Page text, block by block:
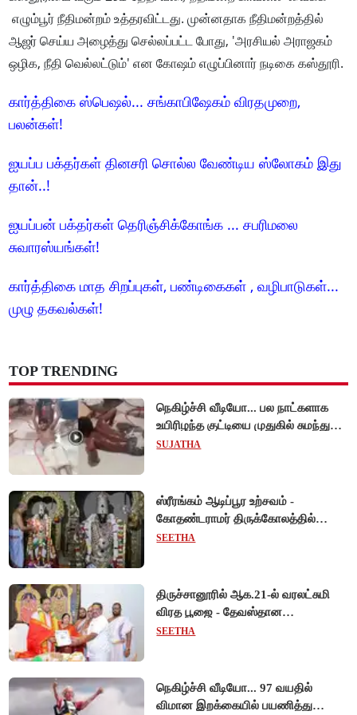
எழும்பூர் நீதிமன்றம் உத்தரவிட்டது. முன்னதாக நீதிமன்றத்தில்
ஆஜர் செய்ய அழைத்து செல்லப்பட்ட போது, 'அரசியல் அராஜகம்
ஒழிக, நீதி வெல்லட்டும்' என கோஷம் எழுப்பினார் நடிகை கஸ்தூரி.
கார்த்திகை ஸ்பெஷல்... சங்காபிஷேகம் விரதமுறை,
பலன்கள்!
ஐயப்ப பக்தர்கள் தினசரி சொல்ல வேண்டிய ஸ்லோகம் இது
தான்..!
ஐயப்பன் பக்தர்கள் தெரிஞ்சிக்கோங்க ... சபரிமலை
சுவாரஸ்யங்கள்!
கார்த்திகை மாத சிறப்புகள், பண்டிகைகள் , வழிபாடுகள்...
முழு தகவல்கள்!
TOP TRENDING
நெகிழ்ச்சி வீடியோ... பல நாட்களாக
உயிரிழந்த குட்டியை முதுகில் சுமந்து
நீந்திய டால்பின்... உலகை உலுக்கிய
SUJATHA
ஸ்ரீரங்கம் ஆடிப்பூர உற்சவம் -
கோதண்டராமர் திருக்கோலத்தில்
ஆண்டாள் நாச்சியார்!
SEETHA
திருச்சானூரில் ஆக.21-ல் வரலட்சுமி
விரத பூஜை - தேவஸ்தான
அறங்காவலர் குழு தலைவருக்கு
SEETHA
நெகிழ்ச்சி வீடியோ... 97 வயதில்
விமான இறக்கையில் பயணித்து